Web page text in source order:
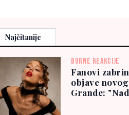
Najčitanije
BURNE REAKCIJE
Fanovi
objave
Grande: